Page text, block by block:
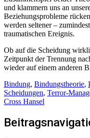
und klammern uns an
Beziehungsprobleme
werden seltener –
traumatischen Ereignis.
Ob auf die Scheidung
Zeitpunkt der Trennung
wieder auf einem anderen
Bindung, Bindungstheorie,
Scheidungen, Terror-
Cross Hansel